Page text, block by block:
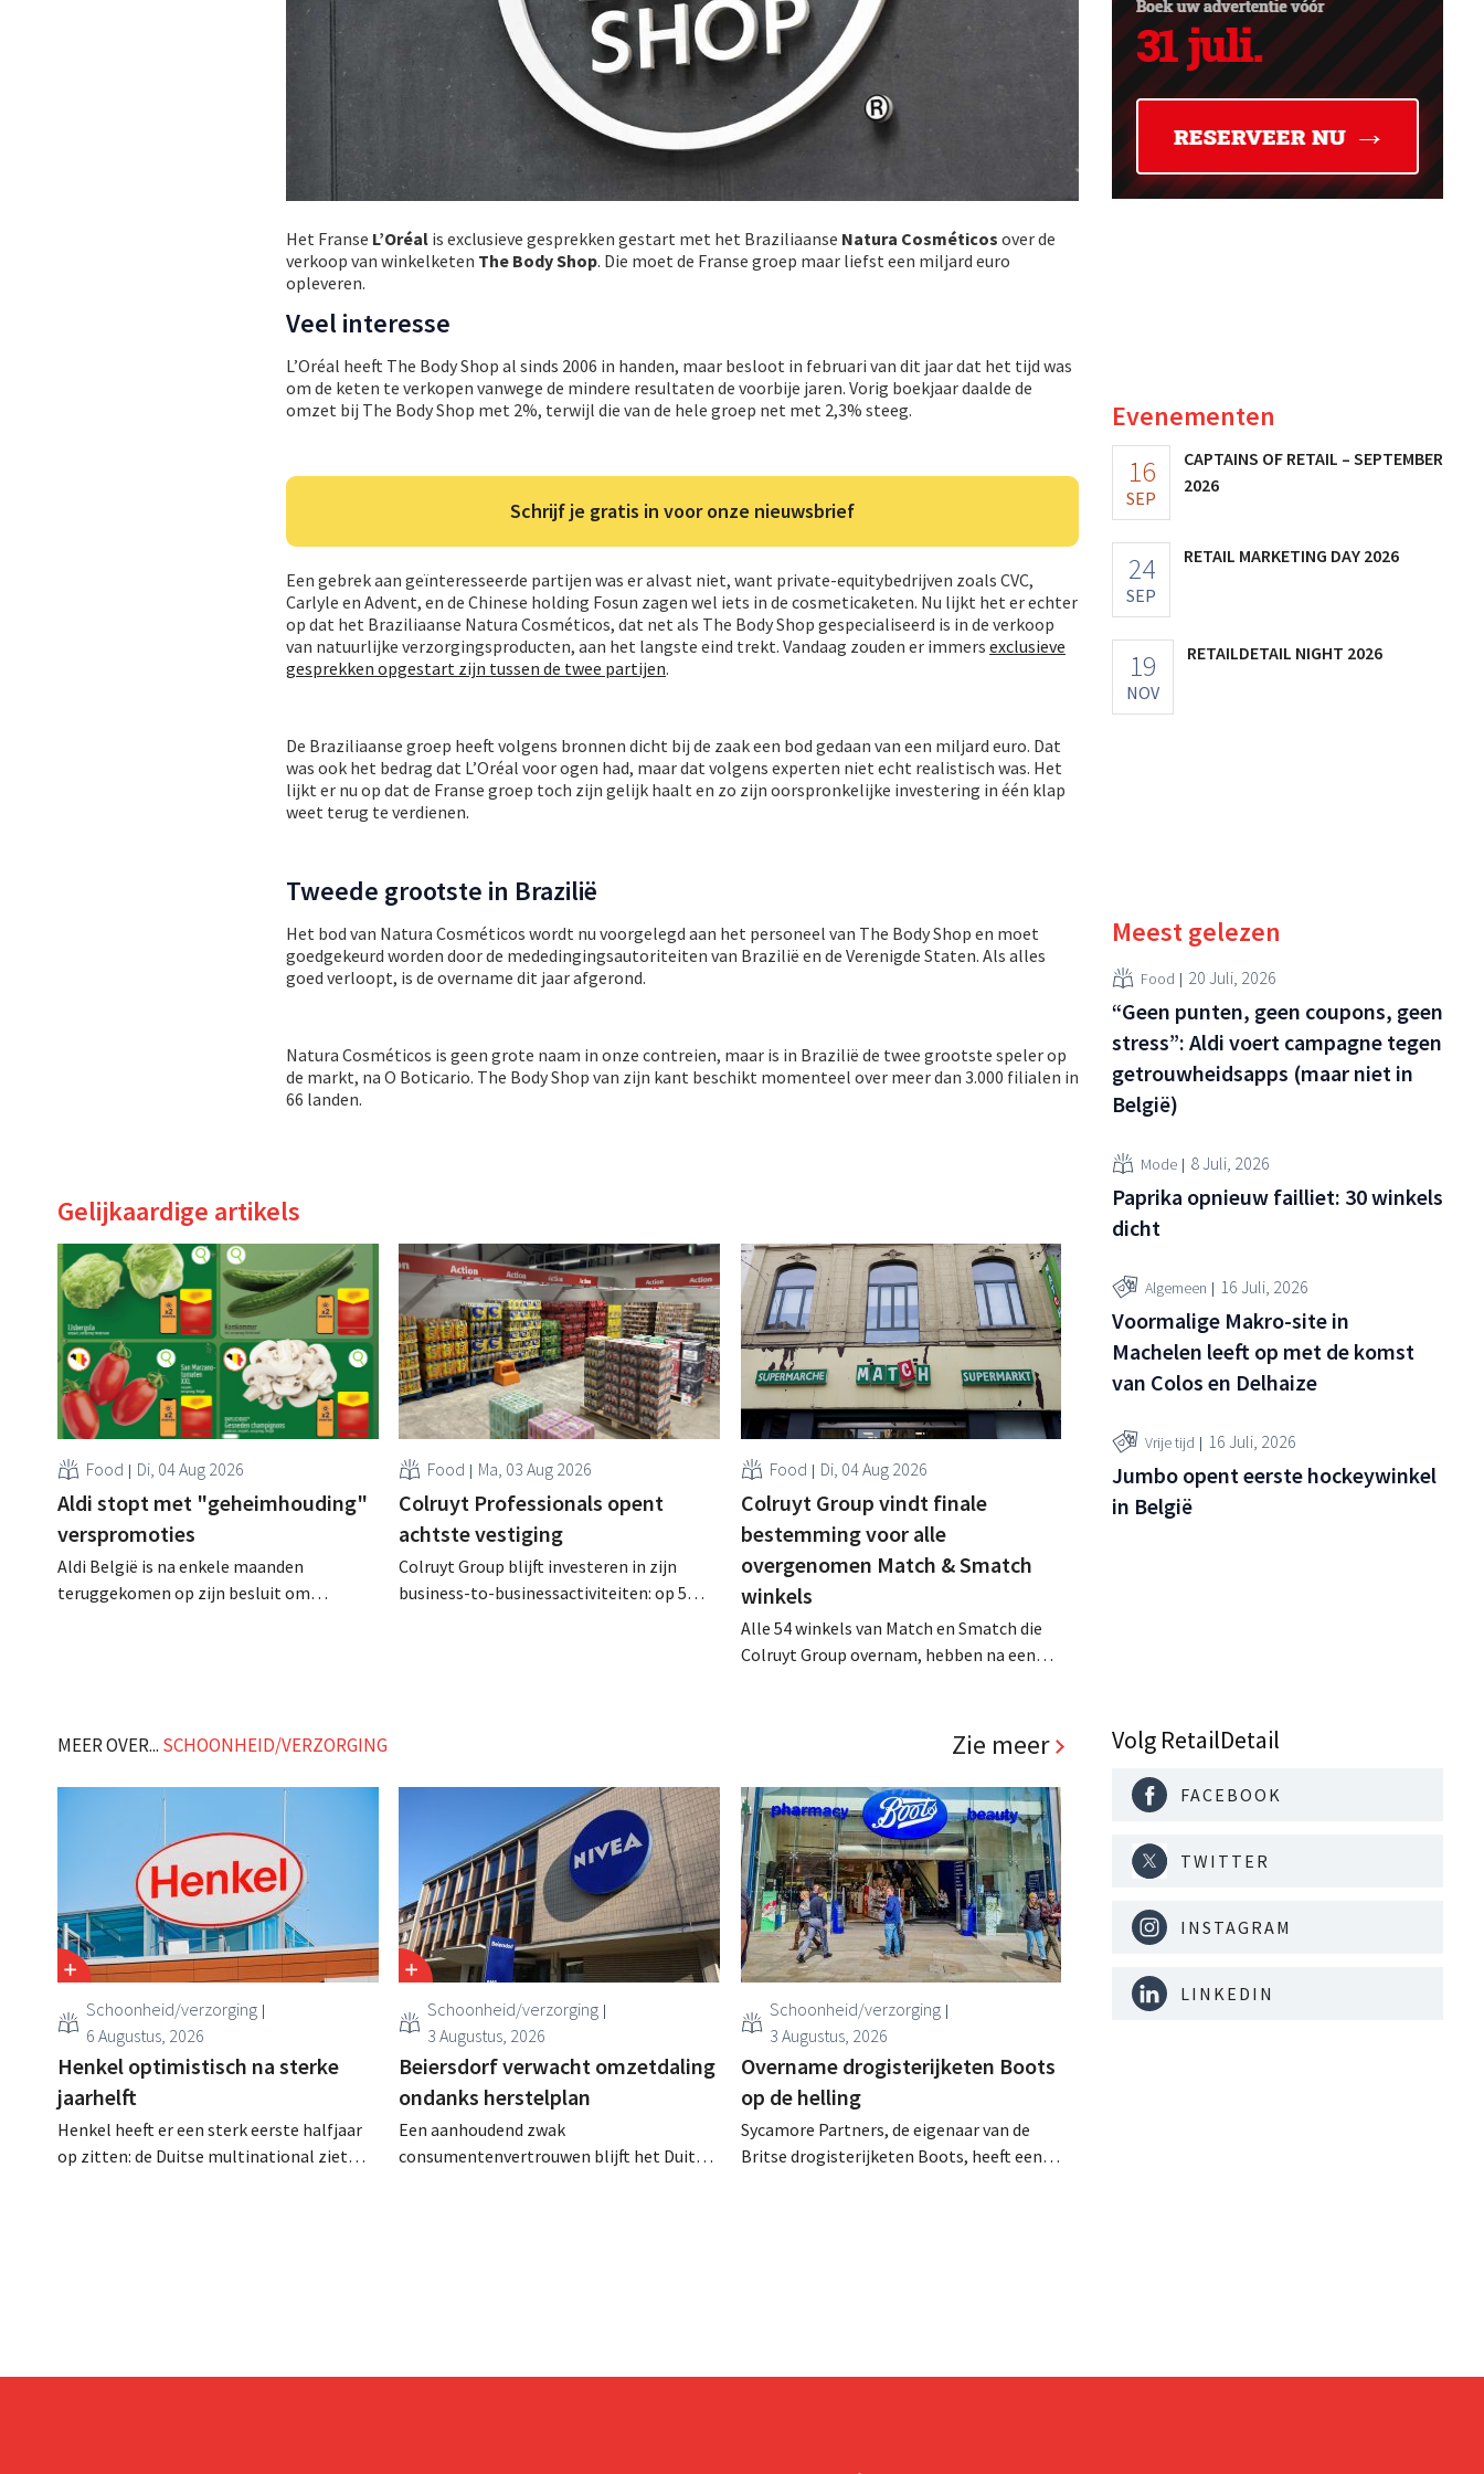
Het Franse L’Oréal is exclusieve gesprekken gestart met het Braziliaanse Natura Cosméticos over de
verkoop van winkelketen The Body Shop. Die moet de Franse groep maar liefst een miljard euro
opleveren.
Veel interesse
L’Oréal heeft The Body Shop al sinds 2006 in handen, maar besloot in februari van dit jaar dat het tijd was
om de keten te verkopen vanwege de mindere resultaten de voorbije jaren. Vorig boekjaar daalde de
omzet bij The Body Shop met 2%, terwijl die van de hele groep net met 2,3% steeg.
Schrijf je gratis in voor onze nieuwsbrief
Een gebrek aan geïnteresseerde partijen was er alvast niet, want private-equitybedrijven zoals CVC,
Carlyle en Advent, en de Chinese holding Fosun zagen wel iets in de cosmeticaketen. Nu lijkt het er echter
op dat het Braziliaanse Natura Cosméticos, dat net als The Body Shop gespecialiseerd is in de verkoop
van natuurlijke verzorgingsproducten, aan het langste eind trekt. Vandaag zouden er immers exclusieve
gesprekken opgestart zijn tussen de twee partijen.
De Braziliaanse groep heeft volgens bronnen dicht bij de zaak een bod gedaan van een miljard euro. Dat
was ook het bedrag dat L’Oréal voor ogen had, maar dat volgens experten niet echt realistisch was. Het
lijkt er nu op dat de Franse groep toch zijn gelijk haalt en zo zijn oorspronkelijke investering in één klap
weet terug te verdienen.
Tweede grootste in Brazilië
Het bod van Natura Cosméticos wordt nu voorgelegd aan het personeel van The Body Shop en moet
goedgekeurd worden door de mededingingsautoriteiten van Brazilië en de Verenigde Staten. Als alles
goed verloopt, is de overname dit jaar afgerond.
Natura Cosméticos is geen grote naam in onze contreien, maar is in Brazilië de twee grootste speler op
de markt, na O Boticario. The Body Shop van zijn kant beschikt momenteel over meer dan 3.000 filialen in
66 landen.
Gelijkaardige artikels
Food Di, 04 Aug 2026
Aldi stopt met "geheimhouding"
verspromoties
Aldi België is na enkele maanden
teruggekomen op zijn besluit om
Food Ma, 03 Aug 2026
Colruyt Professionals opent
achtste vestiging
Colruyt Group blijft investeren in zijn
business-to-businessactiviteiten: op 5
Food Di, 04 Aug 2026
Colruyt Group vindt finale
bestemming voor alle
overgenomen Match & Smatch
winkels
Alle 54 winkels van Match en Smatch die
Colruyt Group overnam, hebben na een
die bestemming voor sommige panden
MEER OVER... SCHOONHEID/VERZORGING Zie meer
Schoonheid/verzorging
6 Augustus, 2026
Henkel optimistisch na sterke
jaarhelft
Henkel heeft er een sterk eerste halfjaar
op zitten: de Duitse multinational ziet
Schoonheid/verzorging
3 Augustus, 2026
Beiersdorf verwacht omzetdaling
ondanks herstelplan
Een aanhoudend zwak
consumentenvertrouwen blijft het Duitse
Schoonheid/verzorging
3 Augustus, 2026
Overname drogisterijketen Boots
op de helling
Sycamore Partners, de eigenaar van de
Britse drogisterijketen Boots, heeft een
Evenementen
16
SEP
CAPTAINS OF RETAIL – SEPTEMBER
2026
24
SEP
RETAIL MARKETING DAY 2026
19
NOV
RETAILDETAIL NIGHT 2026
Meest gelezen
Food 20 Juli, 2026
“Geen punten, geen coupons, geen
stress”: Aldi voert campagne tegen
getrouwheidsapps (maar niet in
België)
Mode 8 Juli, 2026
Paprika opnieuw failliet: 30 winkels
dicht
Algemeen 16 Juli, 2026
Voormalige Makro-site in
Machelen leeft op met de komst
van Colos en Delhaize
Vrije tijd 16 Juli, 2026
Jumbo opent eerste hockeywinkel
in België
Volg RetailDetail
FACEBOOK
TWITTER
INSTAGRAM
LINKEDIN